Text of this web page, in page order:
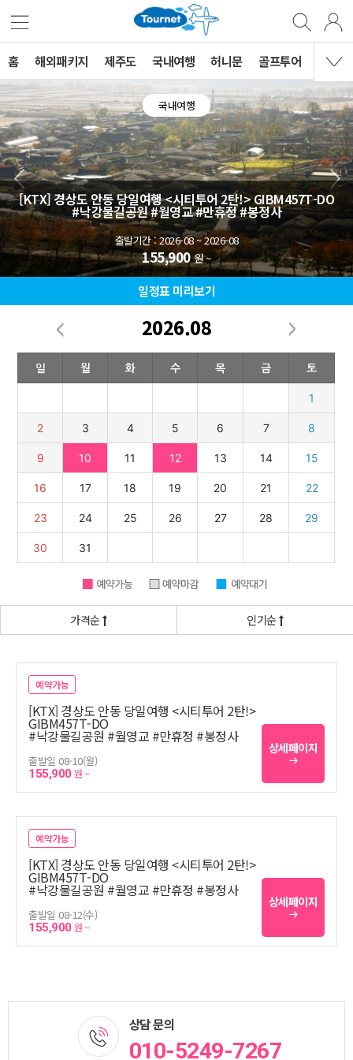
홈 해외패키지 제주도 국내여행 허니문 골프투어 MVG
국내여행
[KTX] 경상도 안동 당일여행 <시티투어 2탄!>GIBM457T-DO
#낙강물길공원 #월영교 #만휴정 #봉정사
출발기간 : 2026-08 ~ 2026-08
155,900원 ~
일정표 미리보기
2026.08
가격순 인기순
예약가능
[KTX] 경상도 안동 당일여행 <시티투어 2탄!>
GIBM457T-DO
#낙강물길공원 #월영교 #만휴정 #봉정사
출발일 08-10(월)
155,900원 ~
상세페이지
예약가능
[KTX] 경상도 안동 당일여행 <시티투어 2탄!>
GIBM457T-DO
#낙강물길공원 #월영교 #만휴정 #봉정사
출발일 08-12(수)
155,900원 ~
상세페이지
상담 문의
010-5249-7267